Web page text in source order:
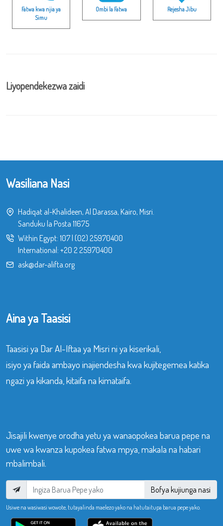
Fatwa kwa njia ya
Simu
Ombi la Fatwa Rejesha Jibu
Liyopendekezwa zaidi
Wasiliana Nasi
Hadiqat al-Khalideen, Al Darassa, Kairo, Misri.
Sanduku la Posta 11675
Within Egypt: 107| (02) 25970400
International: +20 2 25970400
ask@dar-alifta.org
Aina ya Taasisi
Taasisi ya Dar Al-Iftaa ya Misri ni ya kiserikali,
isiyo ya faida ambayo inajiendesha kwa kujitegemea katika
ngazi ya kikanda, kitaifa na kimataifa.
Jisajili kwenye orodha yetu ya wanaopokea barua pepe na
uwe wa kwanza kupokea fatwa mpya, makala na habari
mbalimbali.
Bofya kujiunga nasi
Usiwe na wasiwasi wowote, tutayalinda maelezo yako na hatutaitupa barua pepe yako.